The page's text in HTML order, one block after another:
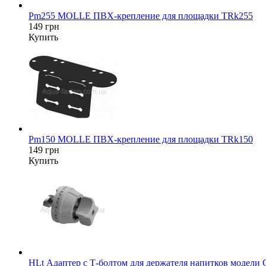
Pm255 MOLLE ПВХ-крепление для площадки TRk255
149 грн
Купить
Pm150 MOLLE ПВХ-крепление для площадки TRk150
149 грн
Купить
HLt Адаптер c Т-болтом для держателя напитков модели